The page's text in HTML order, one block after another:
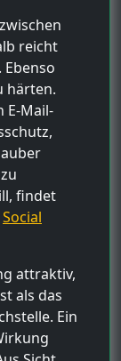
reicht
härten.
E-Mail-
findet
Social
attraktiv,
als das
Ein